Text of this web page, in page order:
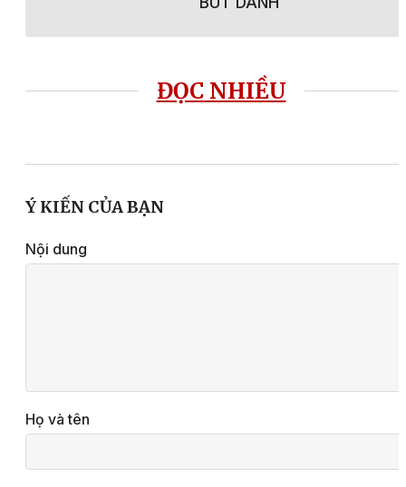
ĐỌC NHIỀU
Ý KIẾN CỦA BẠN
Nội dung
Họ và tên